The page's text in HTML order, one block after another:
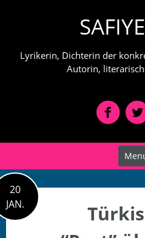
Lyrikerin, Dichterin der
Autorin,
20
JAN.